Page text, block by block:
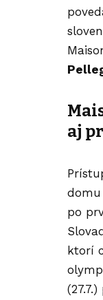
aj
po
ktorí